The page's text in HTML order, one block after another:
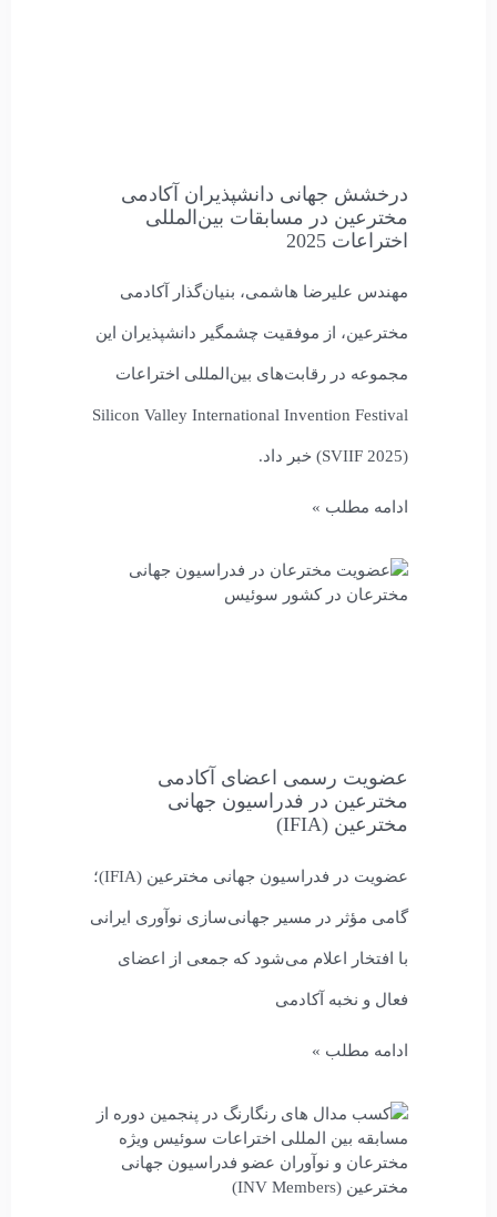
درخشش جهانی دانشپذیران آکادمی
مخترعین در مسابقات بین‌المللی
اختراعات 2025
مهندس علیرضا هاشمی، بنیان‌گذار آکادمی
مخترعین، از موفقیت چشمگیر دانشپذیران این
مجموعه در رقابت‌های بین‌المللی اختراعات
Silicon Valley International Invention Festival
(SVIIF 2025) خبر داد.
ادامه مطلب »
عضویت رسمی اعضای آکادمی
مخترعین در فدراسیون جهانی
مخترعین (IFIA)
عضویت در فدراسیون جهانی مخترعین (IFIA)؛
گامی مؤثر در مسیر جهانی‌سازی نوآوری ایرانی
با افتخار اعلام می‌شود که جمعی از اعضای
فعال و نخبه آکادمی
ادامه مطلب »